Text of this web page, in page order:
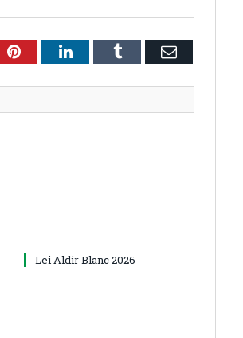
PinterestLinkedInTumblr Email
Lei Aldir Blanc 2026